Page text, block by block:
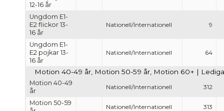
12-16 år
Ungdom E1-
E2 flickor 13-
16 år
Nationell/Internationell 9
Ungdom E1-
E2 pojkar 13-
16 år
Nationell/Internationell 64
Motion 40-49 år, Motion 50-59 år, Motion 60+ |
Motion 40-49
år
Nationell/Internationell 312
Motion 50-59
Nationell/Internationell 313